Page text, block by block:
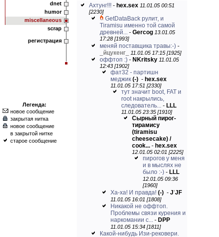
dnet
humor
miscellaneous
scrap
регистрация
Легенда:
новое сообщение
закрытая нитка
новое сообщение
в закрытой нитке
старое сообщение
Ахтунг!!! - hex.sex 11.01.05 00:51
[2230]
GetDataBack рулит, и
Tiramisu именно той самой
древней... - Gercog 13.01.05
17:28 [1993]
меняй поставщика травы:-) -
йцукенг 11.01.05 17:15 [1925]
оффтоп :) - NKritsky 11.01.05
12:43 [1902]
фат32 - партишн
меджик (-) - hex.sex
11.01.05 17:51 [2330]
тут значит boot, FAT и
root накрылись,
следователь... - LLL
11.01.05 23:35 [1910]
Сырный пирог-
тирамису
(tiramisu
cheesecake) /
cook... - hex.sex
12.01.05 02:01 [2225]
пирогов у меня
и в мыслях не
было :-) - LLL
12.01.05 09:36
[1960]
Ха-ха! И правда! (-) - J'JF
11.01.05 16:01 [1808]
Никакой не оффтоп.
Проблемы связи курения и
наркомании с... - DPP
11.01.05 15:34 [1811]
Какой-нибудь Изи-рековери.